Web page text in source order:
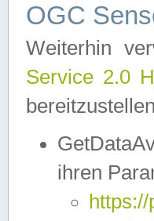
OGC
Weiterhin
Service 2.0
ihren